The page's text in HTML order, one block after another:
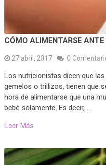
CÓMO ALIMENTARSE
27 abril, 2017 0
Los nutricionistas dicen que
gemelos o trillizos, tienen que
hora de alimentarse que una
bebé solamente. Es decir, …
Leer Más